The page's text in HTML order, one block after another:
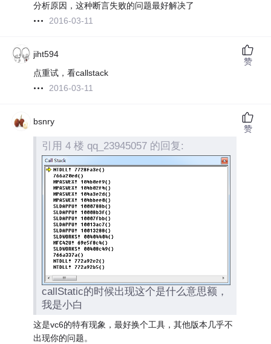
分析原因，这种断言失败的问题最好解决了
2016-03-11
jiht594
点重试，看callstack
2016-03-11
赞
bsnry
引用 4 楼 qq_23945057 的回复:
callStatic的时候出现这个是什么意思额，
我是小白
这是vc6的特有现象，最好换个工具，其他版本几乎不
出现你的问题。
赞